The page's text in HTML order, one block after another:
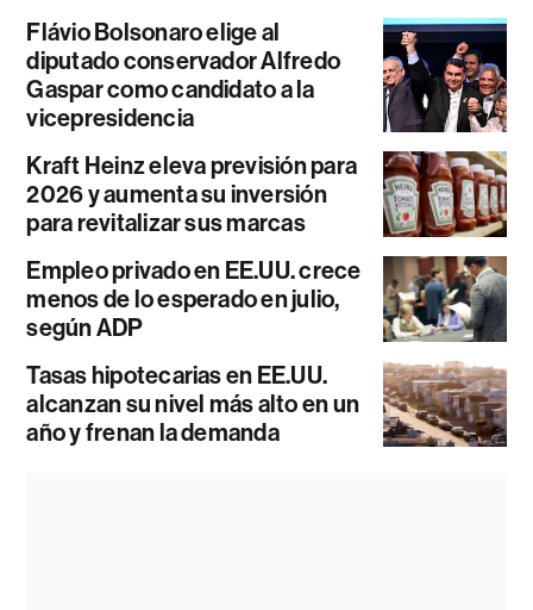
Flávio Bolsonaro elige al
diputado conservador Alfredo
Gaspar como candidato a la
vicepresidencia
Kraft Heinz eleva previsión para
2026 y aumenta su inversión
para revitalizar sus marcas
Empleo privado en EE.UU. crece
menos de lo esperado en julio,
según ADP
Tasas hipotecarias en EE.UU.
alcanzan su nivel más alto en un
año y frenan la demanda